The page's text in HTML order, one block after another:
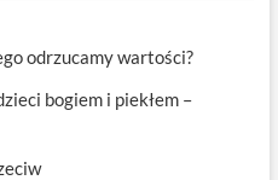
odrzucamy wartości?
bogiem i piekłem –